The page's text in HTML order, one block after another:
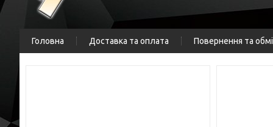
Головна Доставка та оплата Повернення та